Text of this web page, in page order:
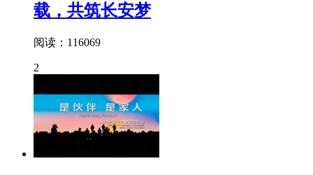
载，共筑长安梦
阅读：116069
2